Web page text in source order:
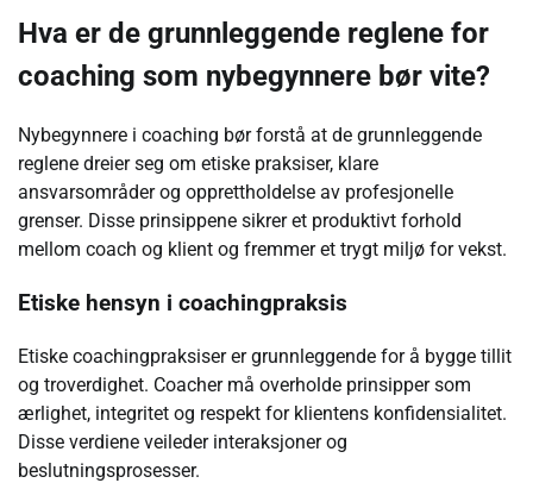
Hva er de grunnleggende reglene for
coaching som nybegynnere bør vite?
Nybegynnere i coaching bør forstå at de grunnleggende
reglene dreier seg om etiske praksiser, klare
ansvarsområder og opprettholdelse av profesjonelle
grenser. Disse prinsippene sikrer et produktivt forhold
mellom coach og klient og fremmer et trygt miljø for vekst.
Etiske hensyn i coachingpraksis
Etiske coachingpraksiser er grunnleggende for å bygge tillit
og troverdighet. Coacher må overholde prinsipper som
ærlighet, integritet og respekt for klientens konfidensialitet.
Disse verdiene veileder interaksjoner og
beslutningsprosesser.